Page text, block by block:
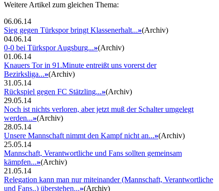
Weitere Artikel zum gleichen Thema:
06.06.14
Sieg gegen Türkspor bringt Klassenerhalt...»(Archiv)
04.06.14
0-0 bei Türkspor Augsburg...»(Archiv)
01.06.14
Knauers Tor in 91.Minute entreißt uns vorerst der
Bezirksliga...»(Archiv)
31.05.14
Rückspiel gegen FC Stätzling...»(Archiv)
29.05.14
Noch ist nichts verloren, aber jetzt muß der Schalter umgelegt
werden...»(Archiv)
28.05.14
Unsere Mannschaft nimmt den Kampf nicht an...»(Archiv)
25.05.14
Mannschaft, Verantwortliche und Fans sollten gemeinsam
kämpfen...»(Archiv)
21.05.14
Relegation kann man nur miteinander (Mannschaft, Verantwortliche
und Fans..) überstehen...»(Archiv)